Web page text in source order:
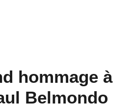
hommage à
Belmondo